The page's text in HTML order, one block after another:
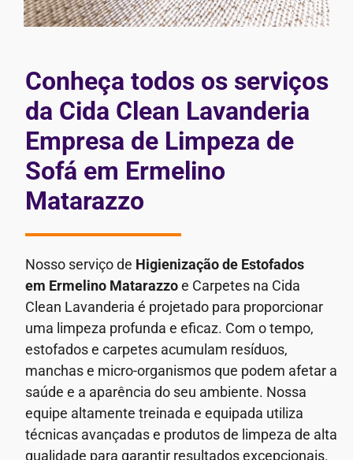
Conheça todos os serviços
da Cida Clean Lavanderia
Empresa de Limpeza de
Sofá em Ermelino
Matarazzo
Nosso serviço de Higienização de Estofados
em Ermelino Matarazzoe Carpetes na Cida
Clean Lavanderia é projetado para proporcionar
uma limpeza profunda e eficaz. Com o tempo,
estofados e carpetes acumulam resíduos,
manchas e micro-organismos que podem afetar a
saúde e a aparência do seu ambiente. Nossa
equipe altamente treinada e equipada utiliza
técnicas avançadas e produtos de limpeza de alta
qualidade para garantir resultados excepcionais.